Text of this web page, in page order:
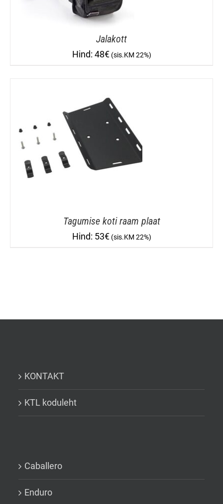
Jalakott
48€
Tagumise koti raam plaat
53€
KONTAKT
KTL koduleht
Caballero
Enduro